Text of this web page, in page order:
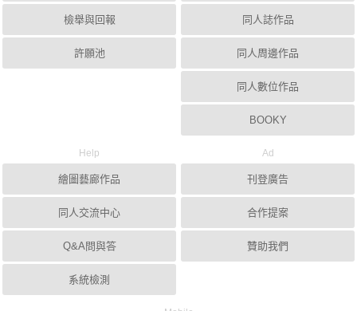
檢舉與回報
許願池
同人誌作品
同人周邊作品
同人數位作品
BOOKY
Help
繪圖藝廊作品
同人交流中心
Q&A問與答
系統檢測
Ad
刊登廣告
合作提案
贊助我們